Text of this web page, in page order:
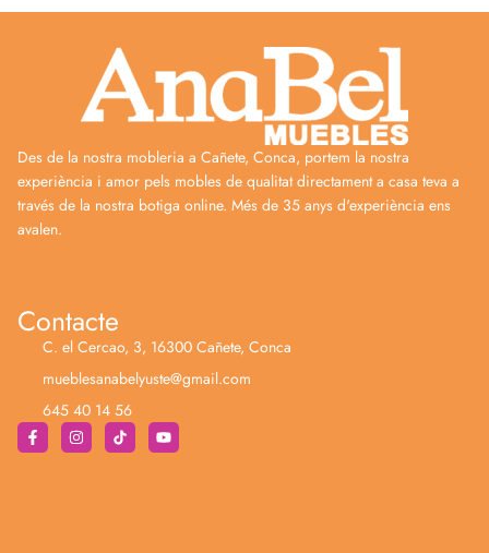
Des de la nostra mobleria a Cañete, Conca, portem la nostra
experiència i amor pels mobles de qualitat directament a casa teva a
través de la nostra botiga online. Més de 35 anys d'experiència ens
avalen.
Contacte
C. el Cercao, 3, 16300 Cañete, Conca
mueblesanabelyuste@gmail.com
645 40 14 56